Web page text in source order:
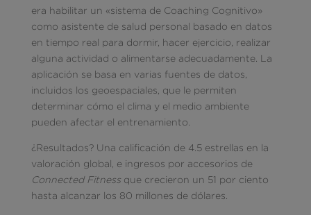
era habilitar un «sistema de Coaching Cognitivo»
como asistente de salud personal basado en datos
en tiempo real para dormir, hacer ejercicio, realizar
alguna actividad o alimentarse adecuadamente. La
aplicación se basa en varias fuentes de datos,
incluidos los geoespaciales, que le permiten
determinar cómo el clima y el medio ambiente
pueden afectar el entrenamiento.
¿Resultados? Una calificación de 4.5 estrellas en la
valoración global, e ingresos por accesorios de
Connected Fitnessque crecieron un 51 por ciento
hasta alcanzar los 80 millones de dólares.